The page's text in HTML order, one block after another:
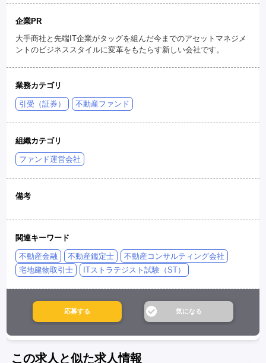
企業PR
大手商社と先端IT企業がタッグを組んだ今までのアセットマネジメ
ントのビジネススタイルに変革をもたらす新しい会社です。
業務カテゴリ
引受（証券） 不動産ファンド
組織カテゴリ
ファンド運営会社
備考
関連キーワード
不動産金融 不動産鑑定士
不動産コンサルティング会社
宅地建物取引士
ITストラテジスト試験（ST）
この求人と似た求人情報